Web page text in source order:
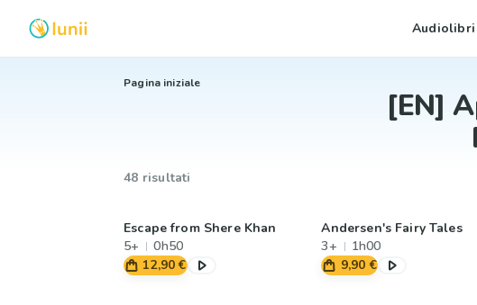
Audiolibri
Pagina iniziale
[EN]
48 risultati
Escape from Shere Khan
5+
0h50
12,90 €
Andersen's Fairy Tales
3+
1h00
9,90 €